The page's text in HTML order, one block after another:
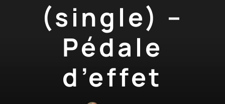
(single) –
Pédale
d’effet